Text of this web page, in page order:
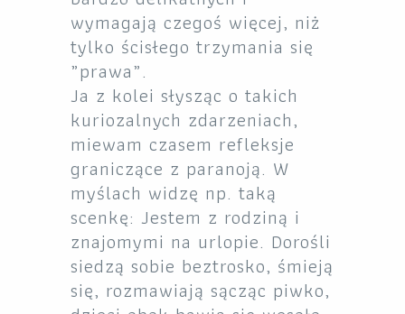
wymagają czegoś więcej, niż
tylko ścisłego trzymania się
„prawa”.
Ja z kolei słysząc o takich
kuriozalnych zdarzeniach,
miewam czasem refleksje
graniczące z paranoją. W
myślach widzę np. taką
scenkę: Jestem z rodziną i
znajomymi na urlopie. Dorośli
siedzą sobie beztrosko, śmieją
się, rozmawiają sącząc piwko,